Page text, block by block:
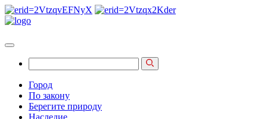
Город
По закону
Берегите природу
Наследие